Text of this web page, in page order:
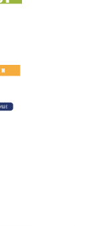
vazduh, dve
Jedna stvar